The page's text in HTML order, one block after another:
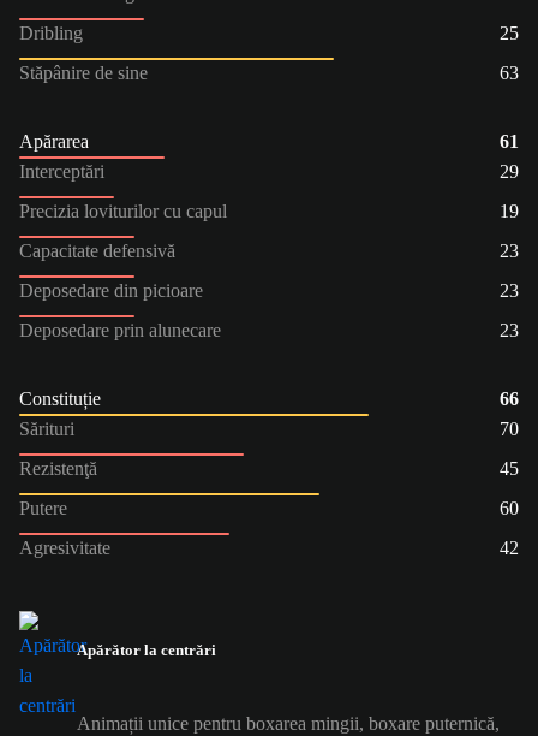
Dribling
25
Stăpânire de sine
63
Apărarea
61
Interceptări
29
Precizia loviturilor cu capul
19
Capacitate defensivă
23
Deposedare din picioare
23
Deposedare prin alunecare
23
Constituție
66
Sărituri
70
Rezistenţă
45
Putere
60
Agresivitate
42
Apărător la centrări
Animații unice pentru boxarea mingii, boxare puternică,